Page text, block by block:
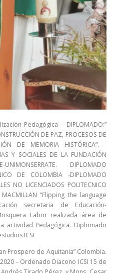
Pedagógica – DIPLOMADO:”
DE PAZ, PROCESOS DE
DE MEMORIA HISTÓRICA”. -
Y SOCIALES DE LA FUNDACIÓN
UNIMONSERRATE. DIPLOMADO
DE COLOMBIA -DIPLOMADO
NO LICENCIADOS POLITECNICO
MACMILLAN “Flipping the language
secretaria de Educación-
Labor realizada área de
Pedagógica. Diplomado
ICSI
Prospero de Aquitania” Colombia.
– Ordenado Diacono ICSI 15 de